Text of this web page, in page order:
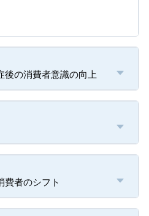
後の消費者意識の向上
費者のシフト